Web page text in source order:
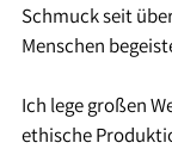
Schmuck seit
Menschen
Ich lege großen
ethische